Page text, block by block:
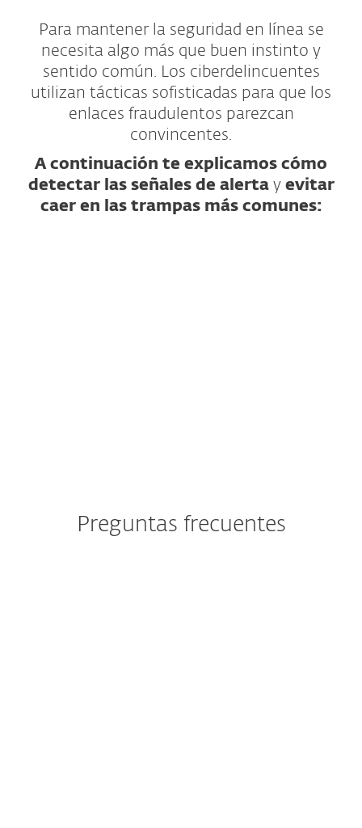
Para mantener la seguridad en línea se
necesita algo más que buen instinto y
sentido común. Los ciberdelincuentes
utilizan tácticas sofisticadas para que los
enlaces fraudulentos parezcan
convincentes.
A continuación te explicamos cómo
detectar las señales de alerta y evitar
caer en las trampas más comunes:
Preguntas frecuentes